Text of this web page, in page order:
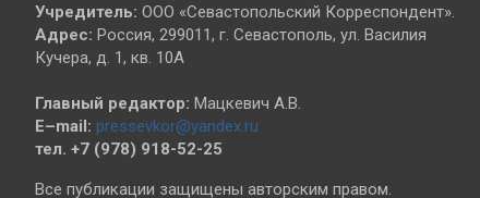
Учредитель: ООО «Севастопольский Корреспондент».
Адрес: Россия, 299011, г. Севастополь, ул. Василия
Кучера, д. 1, кв. 10А
Главный редактор: Мацкевич А.В.
E–mail: pressevkor@yandex.ru
тел. +7 (978) 918-52-25
Все публикации защищены авторским правом.